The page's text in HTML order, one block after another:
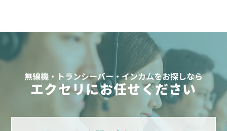
無線機・トランシーバー・インカムをお探しなら
エクセリにお任せください